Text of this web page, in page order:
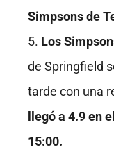
Simpsons de
Los
de Springfield
tarde con una
llegó a 4.9 en
15:00.